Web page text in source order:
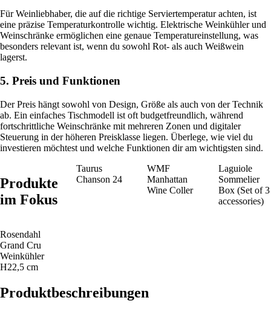
Für Weinliebhaber, die auf die richtige Serviertemperatur achten, ist
eine präzise Temperaturkontrolle wichtig. Elektrische Weinkühler und
Weinschränke ermöglichen eine genaue Temperatureinstellung, was
besonders relevant ist, wenn du sowohl Rot- als auch Weißwein
lagerst.
5. Preis und Funktionen
Der Preis hängt sowohl von Design, Größe als auch von der Technik
ab. Ein einfaches Tischmodell ist oft budgetfreundlich, während
fortschrittliche Weinschränke mit mehreren Zonen und digitaler
Steuerung in der höheren Preisklasse liegen. Überlege, wie viel du
investieren möchtest und welche Funktionen dir am wichtigsten sind.
Produkte
im Fokus
Taurus
Chanson 24
WMF
Manhattan
Wine Coller
Laguiole
Sommelier
Box (Set of 3
accessories)
Rosendahl
Grand Cru
Weinkühler
H22,5 cm
Produktbeschreibungen